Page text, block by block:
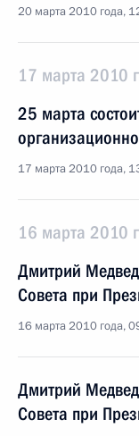
20 марта 2010 года,
17 марта 2010
25 марта
17 марта 2010 года,
16 марта 2010
Дмитрий
Совета при
16 марта 2010 года,
Дмитрий
Совета при